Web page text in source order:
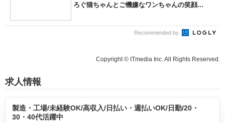
ろぐ猫ちゃんとご機嫌なワンちゃんの笑顔...
Recommended by
Copyright © ITmedia Inc. All Rights Reserved.
求人情報
製造・工場/未経験OK/高収入/日払い・週払いOK/日勤/20・
30・40代活躍中